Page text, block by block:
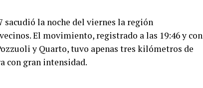
la noche del viernes la región
El movimiento, registrado a las 19:46 y con
y Quarto, tuvo apenas tres kilómetros de
con gran intensidad.